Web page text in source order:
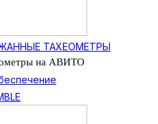
ТАХЕОМЕТРЫ
на АВИТО